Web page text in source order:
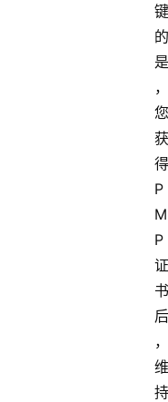
键
的
是
，
您
获
得
P
M
P
证
书
后
，
维
持